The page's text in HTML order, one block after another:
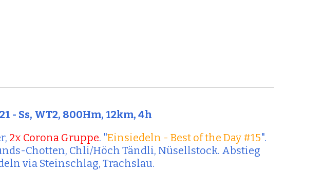
- Ss, WT2, 800Hm, 12km, 4h
2x Corona Gruppe. "Einsiedeln - Best of the Day #15".
Chotten, Chli/Höch Tändli, Nüsellstock. Abstieg
via Steinschlag, Trachslau.